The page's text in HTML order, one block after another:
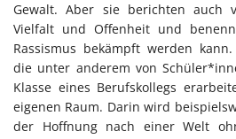
Gewalt. Aber sie berichten auch
Vielfalt und Offenheit und
Rassismus bekämpft werden
die unter anderem von
Klasse eines Berufskollegs
eigenen Raum. Darin wird
der Hoffnung nach einer Welt